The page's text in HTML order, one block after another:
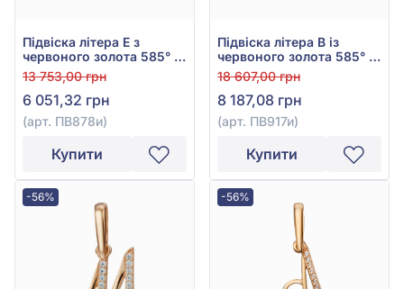
Підвіска літера Е з
червоного золота 585° з
фіанітом/куб.цирконієм,
арт. ПВ878и
13 753,00 грн
6 051,32 грн
(арт. ПВ878и)
Купити
Підвіска літера В із
червоного золота 585° з
фіанітом/куб.цирконієм,
арт. ПВ917и
18 607,00 грн
8 187,08 грн
(арт. ПВ917и)
Купити
-56% -56%